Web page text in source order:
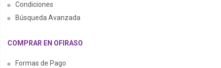
Condiciones
Búsqueda Avanzada
COMPRAR EN OFIRASO
Formas de Pago